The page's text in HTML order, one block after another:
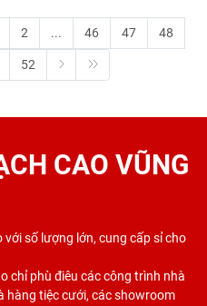
2 ... 46 47 48
52
CAO VŨNG
số lượng lớn, cung cấp sỉ cho
chỉ phù điêu các công trình nhà
hàng tiệc cưới, các showroom